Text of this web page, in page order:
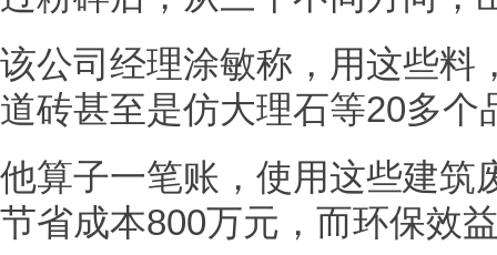
该公司经理涂敏称，用这些料
道砖甚至是仿大理石等20多个
他算子一笔账，使用这些建筑
节省成本800万元，而环保效